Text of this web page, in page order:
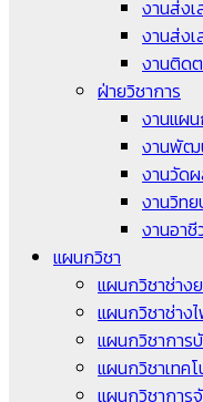
งานส่ง
งานส่ง
งานติดต
ฝ่ายวิชาการ
งานแผ
งานพัฒ
งานวัดผ
งานวิทย
งานอา
แผนกวิชา
แผนกวิชาช่าง
แผนกวิชาช่าง
แผนกวิชากา
แผนกวิชาเทค
แผนกวิชาการ